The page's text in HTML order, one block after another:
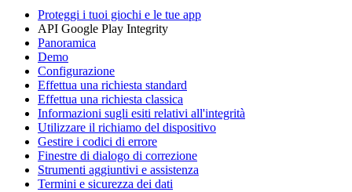
Proteggi i tuoi giochi e le tue app
API Google Play Integrity
Panoramica
Demo
Configurazione
Effettua una richiesta standard
Effettua una richiesta classica
Informazioni sugli esiti relativi all'integrità
Utilizzare il richiamo del dispositivo
Gestire i codici di errore
Finestre di dialogo di correzione
Strumenti aggiuntivi e assistenza
Termini e sicurezza dei dati